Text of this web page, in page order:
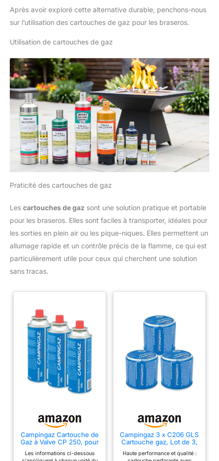
Après avoir exploré cette alternative durable, penchons-nous
sur l’utilisation des cartouches de gaz pour les braseros.
Utilisation de cartouches de gaz
Praticité des cartouches de gaz
Les cartouches de gaz sont une solution pratique et portable
pour les braseros. Elles sont faciles à transporter, idéales pour
les sorties en plein air ou les pique-niques. Elles permettent un
allumage rapide et un contrôle précis de la flamme, ce qui est
particulièrement utile pour ceux qui cherchent une solution
sans tracas.
Campingaz Cartouche de
Gaz à Valve CP 250, pour
Cartouche Compacte et
Les informations ci-dessous
Campingaz 3 x C206 GLS
Cartouche gaz, Lot de 3,
lanternes de Camping
Haute performance et qualité :